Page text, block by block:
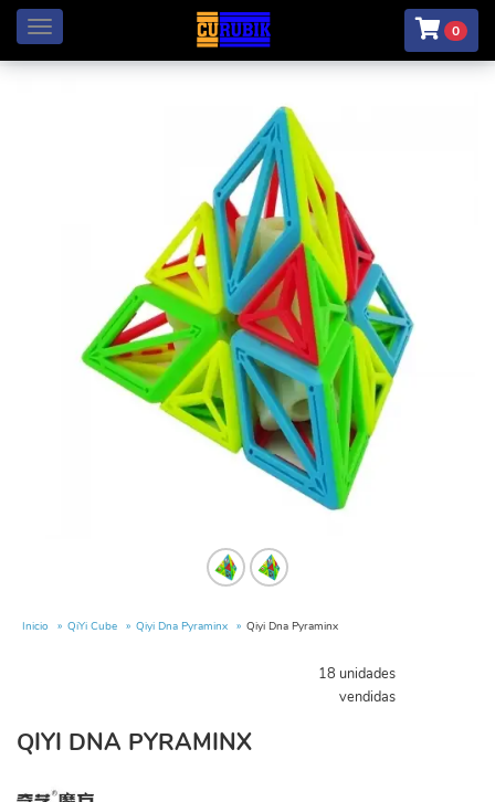
Menú 0
Inicio QiYi Cube Qiyi Dna Pyraminx Qiyi Dna Pyraminx
18 unidades
vendidas
QIYI DNA PYRAMINX